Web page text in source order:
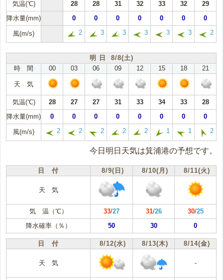
気温(℃) 28 28 31 32 33 32
29
降水量(mm)
0 0 0 0 0 0 0
風(m/s) 2 3 3 3 3 3 2
明 日 8/8(土)
時 間
00 03 06 09 12 15 18 21
天 気
気温(℃) 28 27 27 31 33 34 33
28
降水量(mm)
0 0 0 0 0 0 0 0
風(m/s) 2 2 2 2 2 1 1 2
今日明日天気は箕浦港の予想です。
日 付 8/9(日) 8/10(月) 8/11(火)
天 気
気 温（℃） 33/27 31/26 30/25
降水確率（％）
50 30 0
日 付 8/12(水) 8/13(木) 8/14(金)
天 気 -